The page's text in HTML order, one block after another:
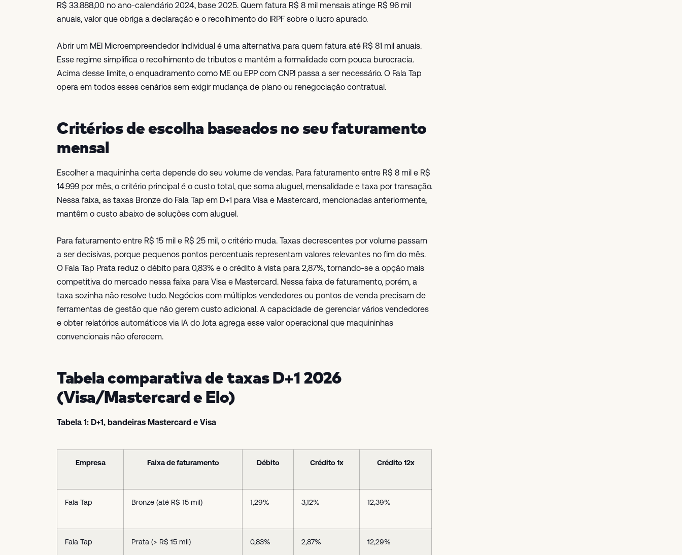
R$ 33.888,00 no ano-calendário 2024, base 2025. Quem fatura R$ 8 mil mensais atinge R$ 96 mil
anuais, valor que obriga a declaração e o recolhimento do IRPF sobre o lucro apurado.
Abrir um MEI Microempreendedor Individual é uma alternativa para quem fatura até R$ 81 mil anuais.
Esse regime simplifica o recolhimento de tributos e mantém a formalidade com pouca burocracia.
Acima desse limite, o enquadramento como ME ou EPP com CNPJ passa a ser necessário. O Fala Tap
opera em todos esses cenários sem exigir mudança de plano ou renegociação contratual.
Critérios de escolha baseados no seu faturamento
mensal
Escolher a maquininha certa depende do seu volume de vendas. Para faturamento entre R$ 8 mil e R$
14.999 por mês, o critério principal é o custo total, que soma aluguel, mensalidade e taxa por transação.
Nessa faixa, as taxas Bronze do Fala Tap em D+1 para Visa e Mastercard, mencionadas anteriormente,
mantêm o custo abaixo de soluções com aluguel.
Para faturamento entre R$ 15 mil e R$ 25 mil, o critério muda. Taxas decrescentes por volume passam
a ser decisivas, porque pequenos pontos percentuais representam valores relevantes no fim do mês.
O Fala Tap Prata reduz o débito para 0,83% e o crédito à vista para 2,87%, tornando-se a opção mais
competitiva do mercado nessa faixa para Visa e Mastercard. Nessa faixa de faturamento, porém, a
taxa sozinha não resolve tudo. Negócios com múltiplos vendedores ou pontos de venda precisam de
ferramentas de gestão que não gerem custo adicional. A capacidade de gerenciar vários vendedores
e obter relatórios automáticos via IA do Jota agrega esse valor operacional que maquininhas
convencionais não oferecem.
Tabela comparativa de taxas D+1 2026
(Visa/Mastercard e Elo)
Tabela 1: D+1, bandeiras Mastercard e Visa
Empresa Faixa de faturamento Débito Crédito 1x Crédito 12x
Fala Tap Bronze (até R$ 15 mil) 1,29% 3,12% 12,39%
Fala Tap Prata (> R$ 15 mil) 0,83% 2,87% 12,29%